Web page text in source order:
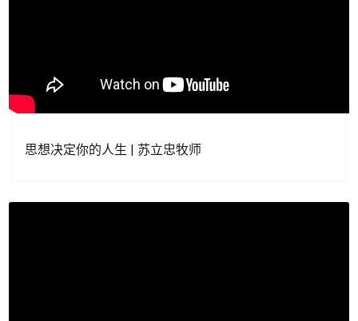
思想决定你的人生 | 苏立忠牧师